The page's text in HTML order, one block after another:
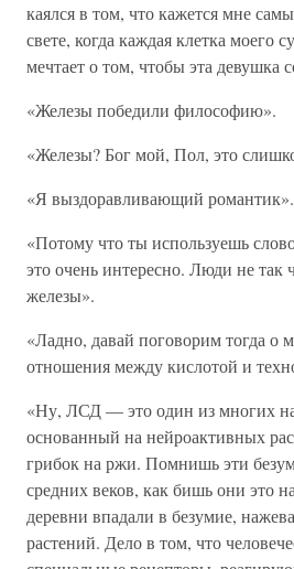
каялся в том, что кажется мне
свете, когда каждая клетка моего
мечтает о том, чтобы эта девушка
«Железы победили философию».
«Железы? Бог мой, Пол, это
«Я выздоравливающий романтик».
«Потому что ты используешь
это очень интересно. Люди не так
железы».
«Ладно, давай поговорим тогда о
отношения между кислотой и
«Ну, ЛСД — это один из многих
основанный на нейроактивных
грибок на ржи. Помнишь эти
средних веков, как бишь они это
деревни впадали в безумие,
растений. Дело в том, что